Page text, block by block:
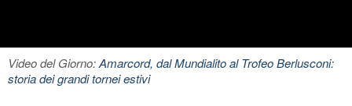
Video del Giorno:Amarcord, dal Mundialito al Trofeo Berlusconi:
storia dei grandi tornei estivi